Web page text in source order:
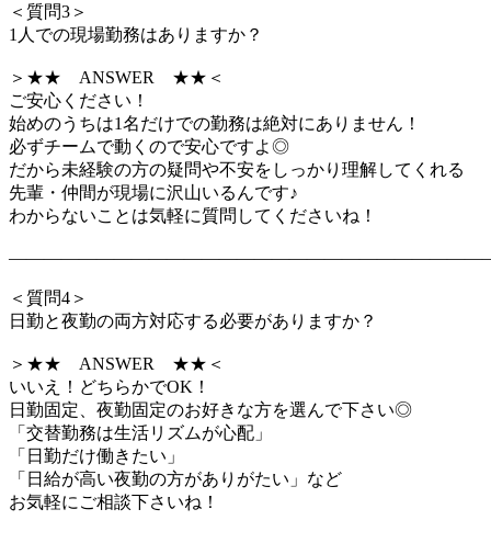
＜質問3＞
1人での現場勤務はありますか？
＞★★ ANSWER ★★＜
ご安心ください！
始めのうちは1名だけでの勤務は絶対にありません！
必ずチームで動くので安心ですよ◎
だから未経験の方の疑問や不安をしっかり理解してくれる
先輩・仲間が現場に沢山いるんです♪
わからないことは気軽に質問してくださいね！
＜質問4＞
日勤と夜勤の両方対応する必要がありますか？
＞★★ ANSWER ★★＜
いいえ！どちらかでOK！
日勤固定、夜勤固定のお好きな方を選んで下さい◎
「交替勤務は生活リズムが心配」
「日勤だけ働きたい」
「日給が高い夜勤の方がありがたい」など
お気軽にご相談下さいね！